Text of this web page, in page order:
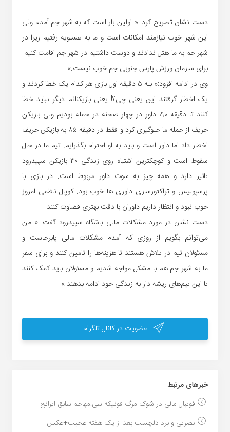
دست نشان تصریح کرد: « اولین بار است که به شهر جم آمدم ولی
این شهر خوب نیازمند امکانات است و ما به عسلویه رفتیم زیرا در
شهر جم به ما هتل ندادند و دوست داشتیم در شهر جم اقامت کنیم.
برای سازمان ورزش پارس جنوبی جم خوب نیست.»
وی در ادامه افزود:« بله ۵ دقیقه اول بازی هر کدام یک خطا کردند و
یک اخطار گرفتند این یعنی چی؟! یعنی بازیکنانم دیگر نباید خطا
کنند تا دقیقه ۹۰، داور در چهار صحنه در حمله بودیم ولی بازیکن
حریف از حمله ما جلوگیری کرد و فقط در دقیقه ۸۵ به بازیکن حریف
اخطار داد اما داور است و باید به او احترام بگذرایم. تیم ما در حال
سقوط است و کوچکترین اشتباه روی زندگی ۳۰ بازیکن سپیدرود
تاثیر دارد و همه چیز به سوت داور مربوط است. در بازی با
پرسپولیس و تراکتورسازی داوری ها خوب بود. کوپال ناظمی امروز
خوب نبود و انتظار داریم داوران با دقت بهتری قضاوت کنند.
دست نشان در مورد مشکلات مالی باشگاه سپیدرود گفت: « من
می‌توانم بگویم از روزی که آمدم مشکلات مالی پابرجاست و
مسئولان تیم در تلاش هستند تا هزینه‌ها را تامین کنند و برای سفر
ما به شهر جم هم با مشکل مواجه شدیم و مسئولان باید کمک کنند
تا این تیم‌های ریشه دار به زندگی خود ادامه بدهند.»
عضویت در کانال تلگرام
خبر‌های مرتبط
فوتبال مالی در شوک مرگ فونیکه سی!مهاجم سابق ایرانج...
نصرتی و برد دلچسب بعد از یک هفته عجیب+عکس...